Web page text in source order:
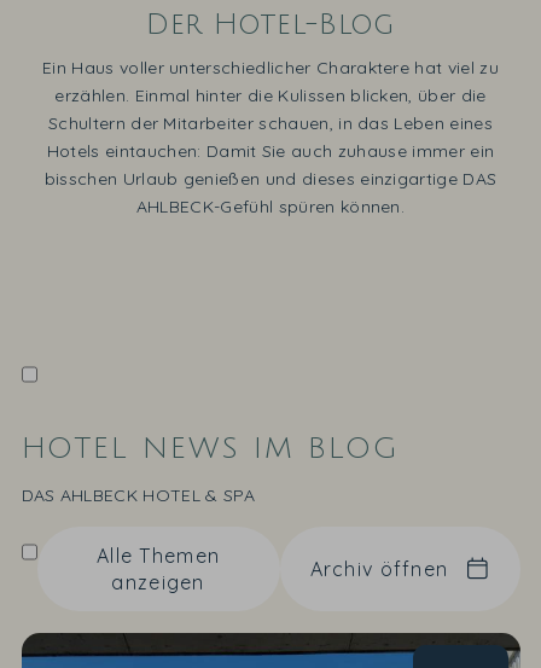
Der Hotel-Blog
Ein Haus voller unterschiedlicher Charaktere hat viel zu
erzählen. Einmal hinter die Kulissen blicken, über die
Schultern der Mitarbeiter schauen, in das Leben eines
Hotels eintauchen: Damit Sie auch zuhause immer ein
bisschen Urlaub genießen und dieses einzigartige DAS
AHLBECK-Gefühl spüren können.
HOTEL NEWS IM BLOG
DAS AHLBECK HOTEL & SPA
Alle Themen
anzeigen
Archiv öffnen